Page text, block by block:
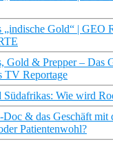
„indische Gold“ | GEO
Gold & Prepper – Das
TV Reportage
Südafrikas: Wie wird
Doc & das Geschäft mit
Patientenwohl?